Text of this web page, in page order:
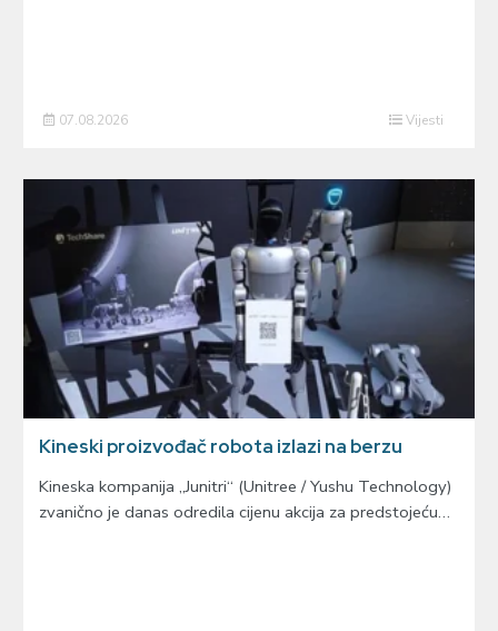
07.08.2026 Vijesti
Kineski proizvođač robota izlazi na berzu
Kineska kompanija „Junitri“ (Unitree / Yushu Technology)
zvanično je danas odredila cijenu akcija za predstojeću…